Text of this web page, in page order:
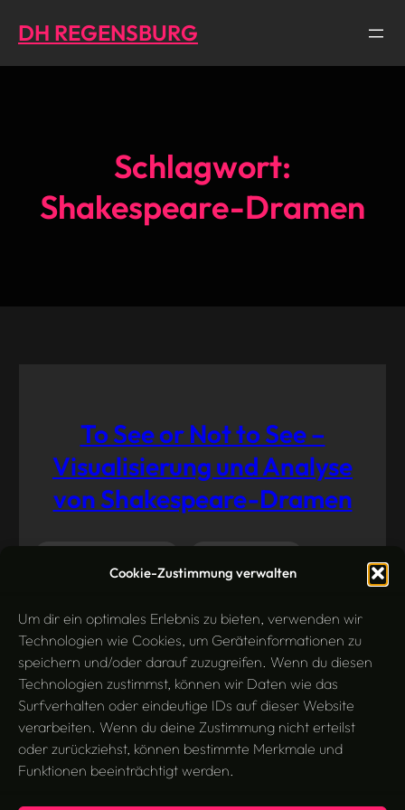
Cookie-Zustimmung verwalten
Um dir ein optimales Erlebnis zu bieten, verwenden wir
Technologien wie Cookies, um Geräteinformationen zu
speichern und/oder darauf zuzugreifen. Wenn du diesen
Technologien zustimmst, können wir Daten wie das
Surfverhalten oder eindeutige IDs auf dieser Website
verarbeiten. Wenn du deine Zustimmung nicht erteilst
oder zurückziehst, können bestimmte Merkmale und
Funktionen beeinträchtigt werden.
zum
Inhalt
DH REGENSBURG
Schlagwort:
Shakespeare-Dramen
To See or Not to See –
Visualisierung und Analyse
von Shakespeare-Dramen
Mai 26,